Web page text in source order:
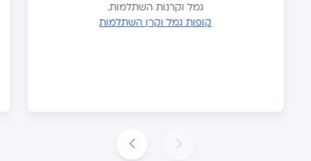
גמל וקרנות השתלמות.
קופות גמל וקרן השתלמות